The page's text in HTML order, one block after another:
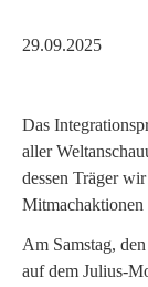
29.09.2025
Das
aller
dessen Träger
Am Samstag,
auf dem Julius-